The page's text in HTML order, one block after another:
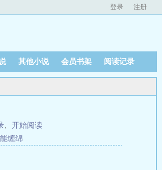
登录 注册
其他小说 会员书架 阅读记录
开始阅读
缠绵